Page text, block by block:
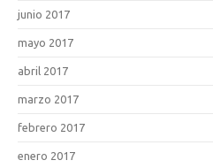
junio 2017
mayo 2017
abril 2017
marzo 2017
febrero 2017
enero 2017